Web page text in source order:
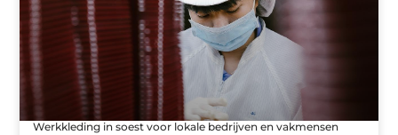
Werkkleding in soest voor lokale bedrijven en vakmensen